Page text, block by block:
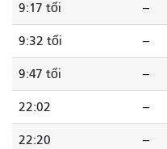
9:17 tối --
9:32 tối --
9:47 tối --
22:02 --
22:20 --